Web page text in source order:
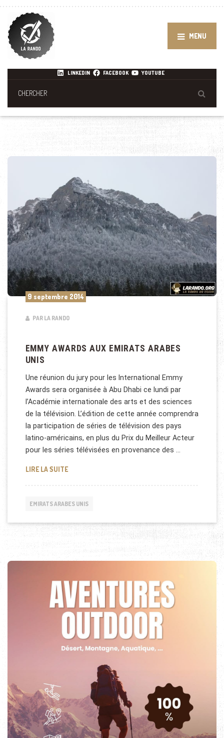
MENU
LINKEDIN FACEBOOK YOUTUBE
9 septembre 2014
PAR LA RANDO
EMMY AWARDS AUX EMIRATS ARABES
UNIS
Une réunion du jury pour les International Emmy
Awards sera organisée à Abu Dhabi ce lundi par
l’Académie internationale des arts et des sciences
de la télévision. L’édition de cette année comprendra
la participation de séries de télévision des pays
latino-américains, en plus du Prix du Meilleur Acteur
pour les séries télévisées en provenance des …
LIRE LA SUITEEMMY AWARDS AUX EMIRATS ARABES UNIS
EMIRATS ARABES UNIS